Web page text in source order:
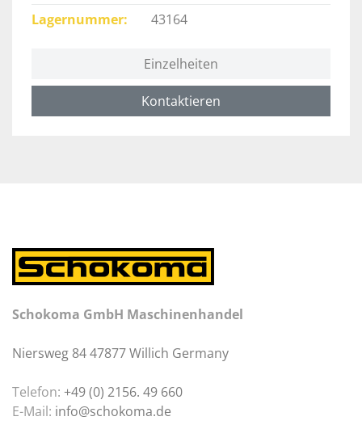
Lagernummer
43164
Einzelheiten
Kontaktieren
Schokoma GmbH Maschinenhandel
Niersweg 84 47877 Willich Germany
Telefon: +49 (0) 2156. 49 660
E-Mail: info@schokoma.de